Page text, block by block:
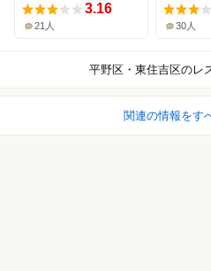
3.16
21人 30人
平野区・東住吉区のレ
関連の情報をす